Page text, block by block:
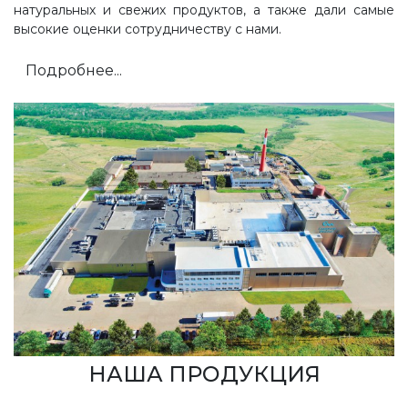
натуральных и свежих продуктов, а также дали самые
высокие оценки сотрудничеству с нами.
Подробнее...
НАША ПРОДУКЦИЯ